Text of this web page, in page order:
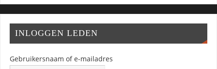
INLOGGEN LEDEN
Gebruikersnaam of e-mailadres